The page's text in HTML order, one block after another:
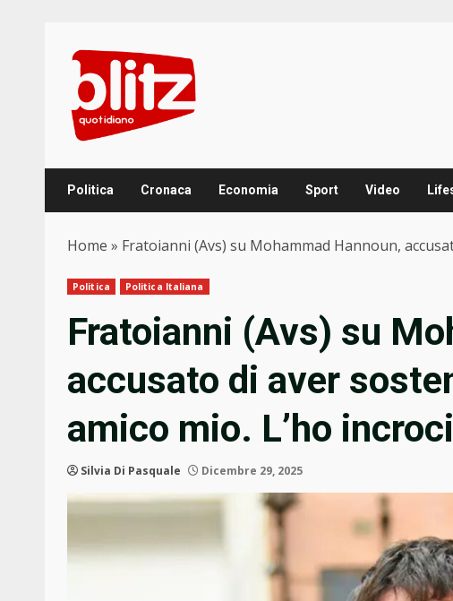
content
Politica Cronaca Economia Sport Video
Home » Fratoianni (Avs) su Mohammad Hannoun,
Politica Politica Italiana
Fratoianni (Avs) su
accusato di aver
amico mio. L’ho
Silvia Di Pasquale Dicembre 29, 2025